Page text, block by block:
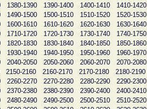
1380-1390 1390-1400 1400-1410 1410-1420
1490-1500 1500-1510 1510-1520 1520-1530
1600-1610 1610-1620 1620-1630 1630-1640
1710-1720 1720-1730 1730-1740 1740-1750
1820-1830 1830-1840 1840-1850 1850-1860
1930-1940 1940-1950 1950-1960 1960-1970
2040-2050 2050-2060 2060-2070 2070-2080
2150-2160 2160-2170 2170-2180 2180-2190
2260-2270 2270-2280 2280-2290 2290-2300
2370-2380 2380-2390 2390-2400 2400-2410
2480-2490 2490-2500 2500-2510 2510-2520